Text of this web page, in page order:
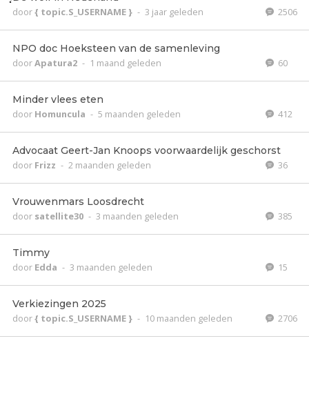
door{ topic.S_USERNAME } - 3 jaar geleden 2506
NPO doc Hoeksteen van de samenleving
doorApatura2 - 1 maand geleden 60
Minder vlees eten
door Homuncula - 5 maanden geleden 412
Advocaat Geert-Jan Knoops voorwaardelijk geschorst
door Frizz - 2 maanden geleden 36
Vrouwenmars Loosdrecht
door satellite30 - 3 maanden geleden 385
Timmy
door Edda - 3 maanden geleden 15
Verkiezingen 2025
door{ topic.S_USERNAME } - 10 maanden geleden 2706